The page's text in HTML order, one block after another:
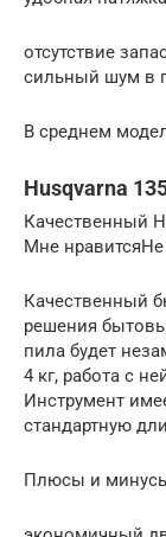
отсутствие
сильный шум в
В среднем
Husqvarna
Качественный
Мне нравитсяНе
Качественный
решения
пила будет
4 кг, работа с
Инструмент
стандартную
Плюсы и